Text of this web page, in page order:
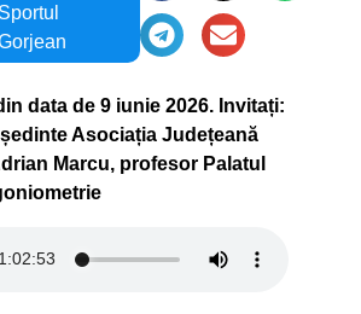
Sportul
data de 9 iunie 2026. Invitați:
Asociația Județeană
Marcu, profesor Palatul